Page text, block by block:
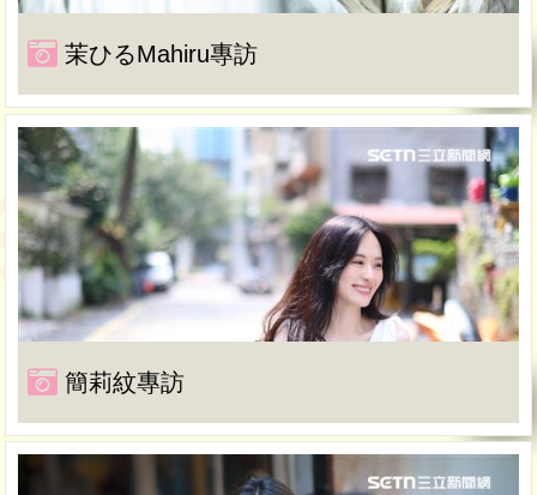
茉ひるMahiru專訪
簡莉紋專訪